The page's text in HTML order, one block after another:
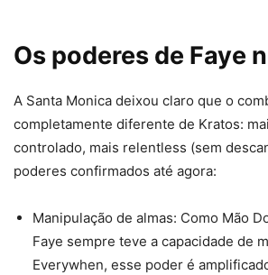
Os poderes de Faye
A Santa Monica deixou claro que o
completamente diferente de Kratos:
controlado, mais relentless (sem
poderes confirmados até agora:
Manipulação de almas: Como Mão
Faye sempre teve a capacidade de
Everywhen, esse poder é